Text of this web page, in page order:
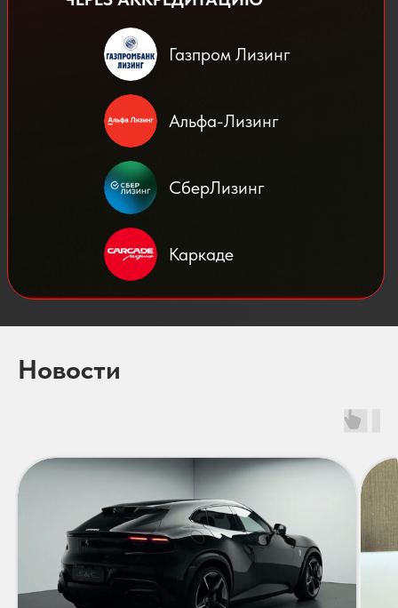
Газпром Лизинг
Альфа-Лизинг
СберЛизинг
Каркаде
Новости